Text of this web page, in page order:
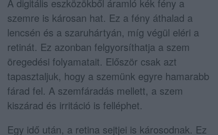
A digitális eszközökből áramló kék fény a
szemre is károsan hat. Ez a fény áthalad a
lencsén és a szaruhártyán, míg végül eléri a
retinát. Ez azonban felgyorsíthatja a szem
öregedési folyamatait. Először csak azt
tapasztaljuk, hogy a szemünk egyre hamarabb
fárad fel. A szemfáradás mellett, a szem
kiszárad és irritáció is felléphet.
Egy idő után, a retina sejtjei is károsodnak. Ez